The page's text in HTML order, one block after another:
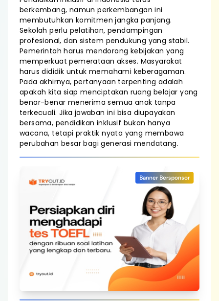
berkembang, namun perkembangan ini
membutuhkan komitmen jangka panjang.
Sekolah perlu pelatihan, pendampingan
profesional, dan sistem pendukung yang stabil.
Pemerintah harus mendorong kebijakan yang
memperkuat pemerataan akses. Masyarakat
harus dididik untuk memahami keberagaman.
Pada akhirnya, pertanyaan terpenting adalah
apakah kita siap menciptakan ruang belajar yang
benar-benar menerima semua anak tanpa
terkecuali. Jika jawaban ini bisa diupayakan
bersama, pendidikan inklusif bukan hanya
wacana, tetapi praktik nyata yang membawa
perubahan besar bagi generasi mendatang.
Banner Bersponsor